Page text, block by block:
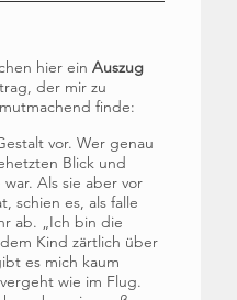
hier ein Auszug
der mir zu
finde:
vor. Wer genau
Blick und
Als sie aber vor
schien es, als falle
ab. „Ich bin die
Kind zärtlich über
es mich kaum
wie im Flug.